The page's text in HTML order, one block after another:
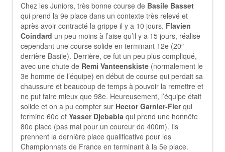
Chez les Juniors, très bonne course de Basile Basset
qui prend la 9e place dans un contexte très relevé et
après avoir contracté la grippe il y a 10 jours. Flavien
Coindard un peu moins à l’aise qu’il y a 15 jours, réalise
cependant une course solide en terminant 12e (20″
derrière Basile). Derrière, ce fut un peu plus compliqué,
avec une chute de Remi Vanteenskiste (normalement le
3e homme de l’équipe) en début de course qui perdait sa
chaussure et beaucoup de temps à pouvoir la remettre et
ne put faire mieux que 98e. Heureusement, l’équipe était
solide et on a pu compter sur Hector Garnier-Fierqui
termine 60e et Yasser Djebabla qui prend une honnête
80e place (pas mal pour un coureur de 400m). Ils
prennent la dernière place qualificative pour les
Championnats de France en terminant à la 5e place.